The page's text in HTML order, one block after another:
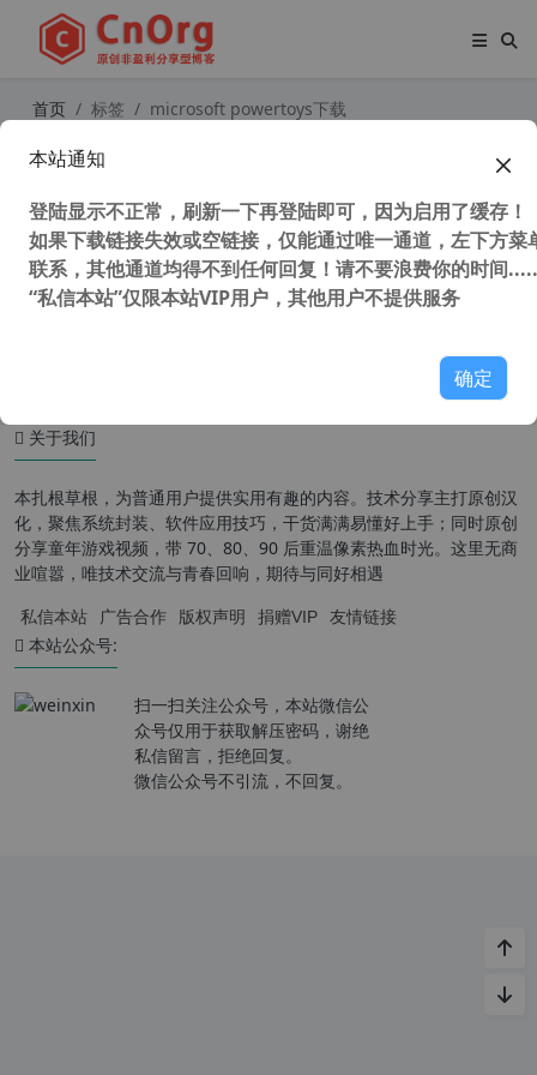
首页 标签 microsoft powertoys下载
关于我们
本扎根草根，为普通用户提供实用有趣的内容。技术分享主打原创汉
化，聚焦系统封装、软件应用技巧，干货满满易懂好上手；同时原创
分享童年游戏视频，带 70、80、90 后重温像素热血时光。这里无商
业喧嚣，唯技术交流与青春回响，期待与同好相遇
私信本站 广告合作 版权声明 捐赠VIP 友情链接
本站公众号:
扫一扫关注公众号，本站微信公
众号仅用于获取解压密码，谢绝
私信留言，拒绝回复。
微信公众号不引流，不回复。
本站通知
登陆显示不正常，刷新一下再登陆即可，因为启用了缓存！
如果下载链接失效或空链接，仅能通过唯一通道，左下方菜
联系，其他通道均得不到任何回复！请不要浪费你的时间
“私信本站”仅限本站VIP用户，其他用户不提供服务
确定